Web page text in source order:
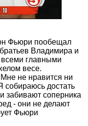
Фьюри пообещал
Владимира и
главными
весе.
не нравится ни
собираюсь достать
забивают соперника
- они не делают
Фьюри